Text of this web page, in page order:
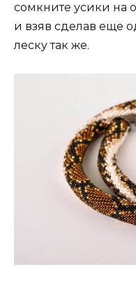
сомкните усики на
и взяв сделав еще
леску так же.